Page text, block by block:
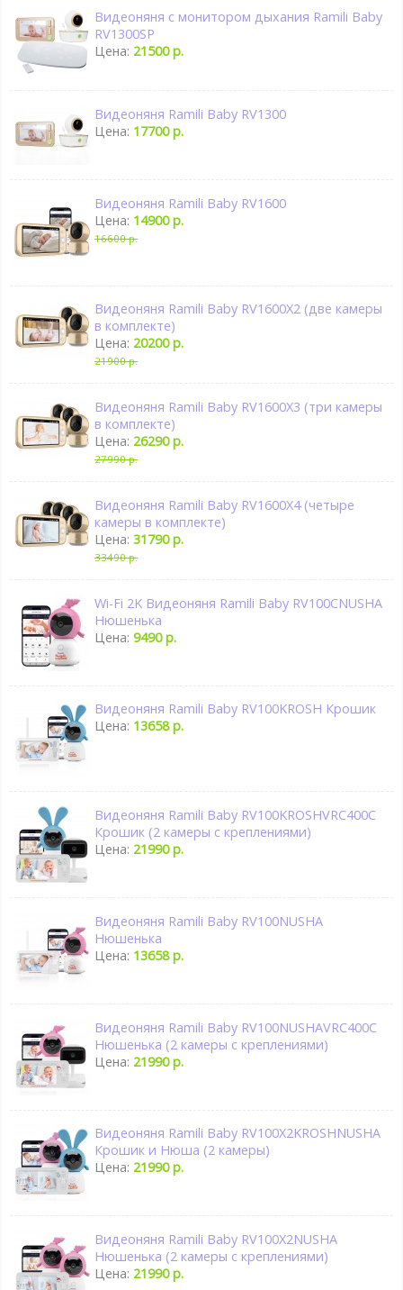
Видеоняня с монитором дыхания Ramili Baby
RV1300SP
Цена: 21500 р.
Видеоняня Ramili Baby RV1300
Цена: 17700 р.
Видеоняня Ramili Baby RV1600
Цена: 14900 р.
16600 р.
Видеоняня Ramili Baby RV1600X2 (две камеры
в комплекте)
Цена: 20200 р.
21900 р.
Видеоняня Ramili Baby RV1600X3 (три камеры
в комплекте)
Цена: 26290 р.
27990 р.
Видеоняня Ramili Baby RV1600X4 (четыре
камеры в комплекте)
Цена:31790 р.
33490 р.
Wi-Fi 2K Видеоняня Ramili Baby RV100CNUSHA
Нюшенька
Цена:9490 р.
Видеоняня Ramili Baby RV100KROSH Крошик
Цена: 13658 р.
Видеоняня Ramili Baby RV100KROSHVRC400C
Крошик (2 камеры с креплениями)
Цена: 21990 р.
Видеоняня Ramili Baby RV100NUSHA
Нюшенька
Цена: 13658 р.
Видеоняня Ramili Baby RV100NUSHAVRC400C
Нюшенька (2 камеры с креплениями)
Цена: 21990 р.
Видеоняня Ramili Baby RV100X2KROSHNUSHA
Крошик и Нюша (2 камеры)
Цена: 21990 р.
Видеоняня Ramili Baby RV100X2NUSHA
Нюшенька (2 камеры с креплениями)
Цена: 21990 р.